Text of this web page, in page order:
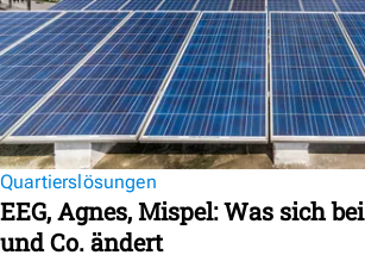
Quartierslösungen
EEG, Agnes, Mispel: Was sich
und Co. ändert